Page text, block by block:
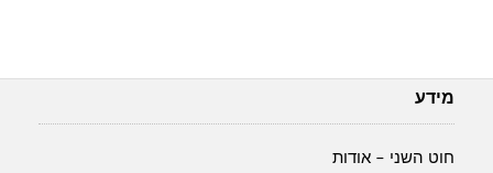
מידע
חוט השני – אודות